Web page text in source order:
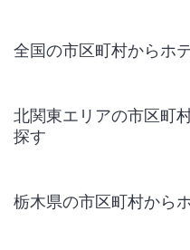
全国の市区町村からホ
北関東エリアの市区町
探す
栃木県の市区町村から